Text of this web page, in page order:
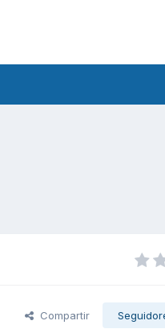
Compartir